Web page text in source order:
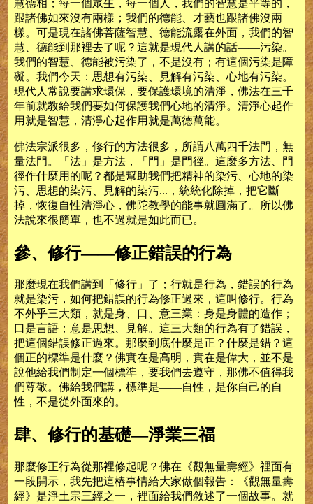
慧德相；每一個眾生，每一個人，我們的智慧是平等的，
跟諸佛如來沒有兩樣；我們的德能、才藝也跟諸佛沒兩
樣。可是現在諸佛菩薩智慧、德能流露在外面，我們的智
慧、德能到那裡去了呢？這就是現代人講的話——污染。
我們的智慧、德能被污染了，不是沒有；有這個污染是障
礙。我們今天：思想有污染、見解有污染、心地有污染。
現代人常說要講求環保，要保護環境的清淨，佛法在三千
年前就教給我們要如何保護我們心地的清淨。清淨心起作
用就是智慧，清淨心起作用就是萬德萬能。
佛法宗派很多，修行的方法很多，所謂八萬四千法門，無
量法門。「法」是方法，「門」是門徑。這麼多方法、門
徑作什麼用的呢？都是幫助我們把精神的染污、心地的染
污、思想的染污、見解的染污...，統統化除掉，把它斷
掉，恢復自性清淨心，佛陀教學的能事就圓滿了。所以佛
法說來很簡單，也不過就是如此而已。
參、修行——修正錯誤的行為
那麼現在我們講到「修行」了；行就是行為，錯誤的行為
就是染污，如何把錯誤的行為修正過來，這叫修行。行為
不外乎三大類，就是身、口、意三業：身是身體的造作；
口是言語；意是思想、見解。這三大類的行為有了錯誤，
把這個錯誤修正過來。那麼到底什麼是正？什麼是錯？這
個正的標準是什麼？佛實在是高明，實在是偉大，並不是
說他給我們制定一個標準，要我們去遵守，那佛不值得我
們尊敬。佛給我們講，標準是——自性，是你自己的自
性，不是從外面來的。
肆、修行的基礎—淨業三福
那麼修正行為從那裡修起呢？佛在《觀無量壽經》裡面有
一段開示，我先把這樁事情給大家做個報告：《觀無量壽
經》是淨土宗三經之一，裡面給我們敘述了一個故事。就